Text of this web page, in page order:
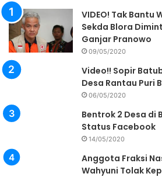
VIDEO! Tak Bantu
Sekda Blora
Ganjar Pranowo
09/05/2020
Video!! Sopir
Desa Rantau Puri
06/05/2020
Bentrok 2 Desa di
Status Facebook
14/05/2020
Anggota Fraksi
Wahyuni Tolak